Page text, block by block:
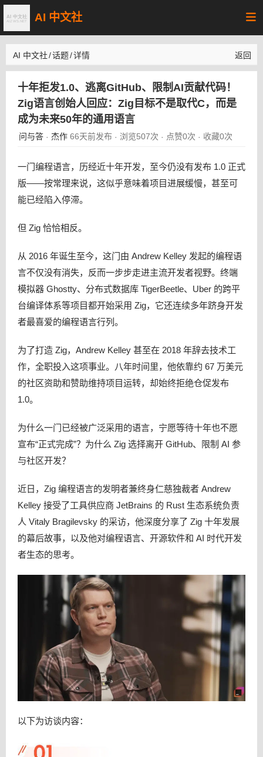
AI 中文社
AI 中文社/话题/详情 返回
十年拒发1.0、逃离GitHub、限制AI贡献代码！
Zig语言创始人回应：Zig目标不是取代C，而是
成为未来50年的通用语言
问与答 · 杰作 66天前发布 · 浏览507次 · 点赞0次 · 收藏0次
一门编程语言，历经近十年开发，至今仍没有发布 1.0 正式
版——按常理来说，这似乎意味着项目进展缓慢，甚至可
能已经陷入停滞。
但 Zig 恰恰相反。
从 2016 年诞生至今，这门由 Andrew Kelley 发起的编程语
言不仅没有消失，反而一步步走进主流开发者视野。终端
模拟器 Ghostty、分布式数据库 TigerBeetle、Uber 的跨平
台编译体系等项目都开始采用 Zig，它还连续多年跻身开发
者最喜爱的编程语言行列。
为了打造 Zig，Andrew Kelley 甚至在 2018 年辞去技术工
作，全职投入这项事业。八年时间里，他依靠约 67 万美元
的社区资助和赞助维持项目运转，却始终拒绝仓促发布
1.0。
为什么一门已经被广泛采用的语言，宁愿等待十年也不愿
宣布“正式完成”？为什么 Zig 选择离开 GitHub、限制 AI 参
与社区开发？
近日，Zig 编程语言的发明者兼终身仁慈独裁者 Andrew
Kelley 接受了工具供应商 JetBrains 的 Rust 生态系统负责
人 Vitaly Bragilevsky 的采访，他深度分享了 Zig 十年发展
的幕后故事，以及他对编程语言、开源软件和 AI 时代开发
者生态的思考。
以下为访谈内容：